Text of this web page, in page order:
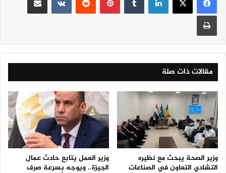
مقالات ذات صلة
وزير الصحة يبحث مع نظيره
التشادي التعاون في الصناعات
وزير العمل يتابع حادث عمال
الجيزة.. ويوجه بسرعة صرف